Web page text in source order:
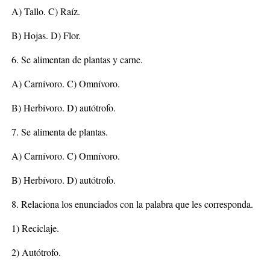
A) Tallo. C) Raíz.
B) Hojas. D) Flor.
6. Se alimentan de plantas y carne.
A) Carnívoro. C) Omnívoro.
B) Herbívoro. D) autótrofo.
7. Se alimenta de plantas.
A) Carnívoro. C) Omnívoro.
B) Herbívoro. D) autótrofo.
8. Relaciona los enunciados con la palabra que les corresponda.
1) Reciclaje.
2) Autótrofo.